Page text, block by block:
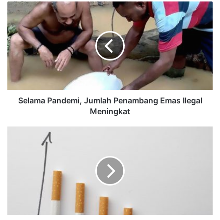
Selama Pandemi, Jumlah Penambang Emas Ilegal
Meningkat